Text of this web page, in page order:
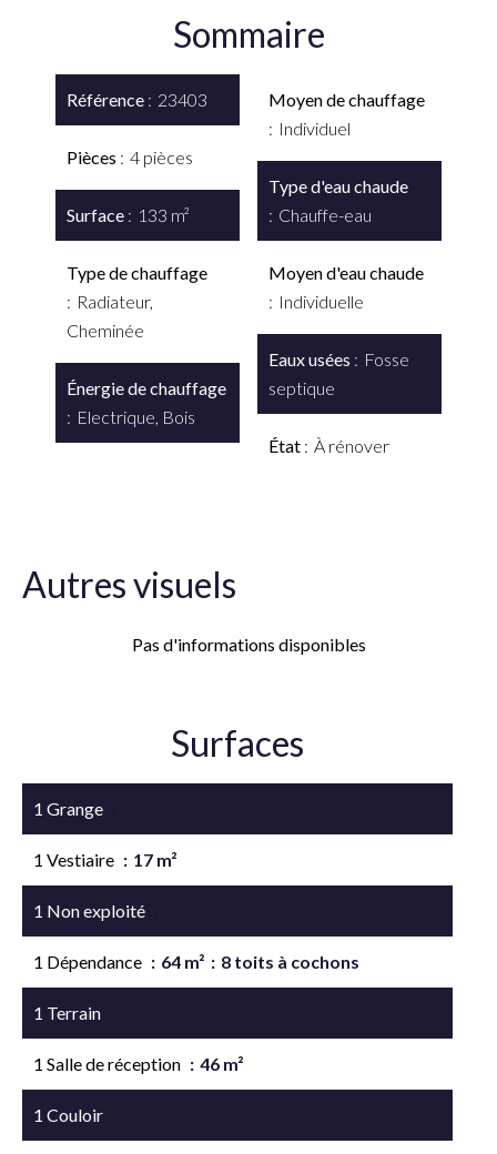
Sommaire
Référence 23403
Pièces 4 pièces
Surface 133 m²
Type de chauffage
Radiateur,
Cheminée
Énergie de chauffage
Electrique, Bois
Moyen de chauffage
Individuel
Type d'eau chaude
Chauffe-eau
Moyen d'eau chaude
Individuelle
Eaux usées
Fosse
septique
État À rénover
Autres visuels
Pas d'informations disponibles
Surfaces
1 Grange
1 Vestiaire 17 m²
1 Non exploité
1 Dépendance 64 m² 8 toits à cochons
1 Terrain
1 Salle de réception 46 m²
1 Couloir